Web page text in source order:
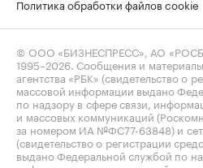
Политика обработки файлов cookie
© ООО «БИЗНЕСПРЕСС», АО
1995–2026 . Сообщения и
агентства «РБК» (свидетельство о
массовой информации выдано
по надзору в сфере связи,
и массовых коммуникаций
за номером ИА №ФС77-63848) и
(свидетельство о регистрации
выдано Федеральной службой по